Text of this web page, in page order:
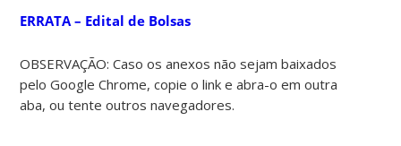
ERRATA – Edital de Bolsas
OBSERVAÇÃO: Caso os anexos não sejam baixados
pelo Google Chrome, copie o link e abra-o em outra
aba, ou tente outros navegadores.